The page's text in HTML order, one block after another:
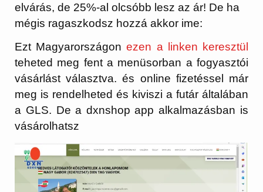
elvárás, de 25%-al olcsóbb lesz az ár! De ha
mégis ragaszkodsz hozzá akkor ime:
Ezt Magyarországonezen a linken keresztül
teheted meg fent a menüsorban a fogyasztói
vásárlást választva. és online fizetéssel már
meg is rendelheted és kiviszi a futár általában
a GLS. De a dxnshop app alkalmazásban is
vásárolhatsz